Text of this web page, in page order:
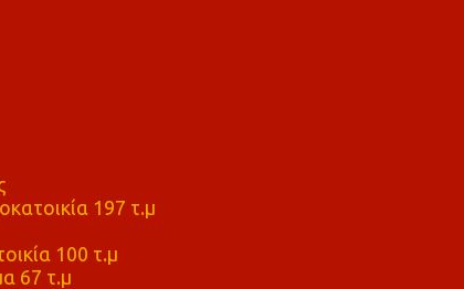
197 τ.μ
100 τ.μ
67 τ.μ